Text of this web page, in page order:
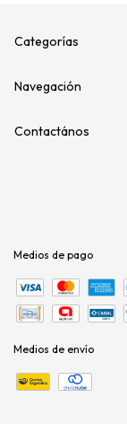
Categorías
Navegación
Contactános
Medios de pago
Medios de envío